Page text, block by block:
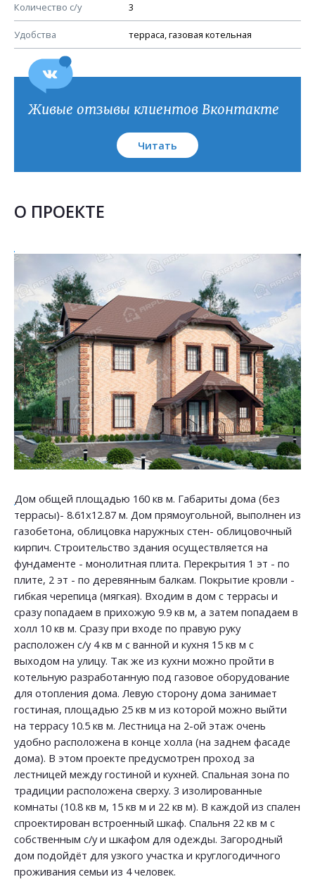
Количество с/у 3
Удобства терраса, газовая котельная
План кровли
Живые отзывы клиентов Вконтакте
Читать
О ПРОЕКТЕ
Дом общей площадью 160 кв м. Габариты дома (без
террасы)- 8.61х12.87 м. Дом прямоугольной, выполнен из
газобетона, облицовка наружных стен- облицовочный
кирпич. Строительство здания осуществляется на
фундаменте - монолитная плита. Перекрытия 1 эт - по
плите, 2 эт - по деревянным балкам. Покрытие кровли -
гибкая черепица (мягкая). Входим в дом с террасы и
сразу попадаем в прихожую 9.9 кв м, а затем попадаем в
холл 10 кв м. Сразу при входе по правую руку
расположен с/у 4 кв м с ванной и кухня 15 кв м с
выходом на улицу. Так же из кухни можно пройти в
котельную разработанную под газовое оборудование
для отопления дома. Левую сторону дома занимает
гостиная, площадью 25 кв м из которой можно выйти
на террасу 10.5 кв м. Лестница на 2-ой этаж очень
удобно расположена в конце холла (на заднем фасаде
дома). В этом проекте предусмотрен проход за
лестницей между гостиной и кухней. Спальная зона по
традиции расположена сверху. 3 изолированные
комнаты (10.8 кв м, 15 кв м и 22 кв м). В каждой из спален
спроектирован встроенный шкаф. Спальня 22 кв м с
собственным с/у и шкафом для одежды. Загородный
дом подойдёт для узкого участка и круглогодичного
проживания семьи из 4 человек.